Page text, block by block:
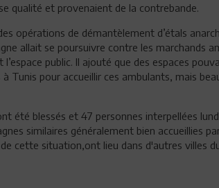
qualité et provenaient de la contrebande.
opérations de démantèlement d’étals
allait se poursuivre contre les marchands
public. Il ajouté que des espaces
Tunis pour accueillir ces ambulants, mais
été blessés et 47 personnes interpellées
similaires généralement bien accueillies
cette situation,ont lieu dans d'autres villes